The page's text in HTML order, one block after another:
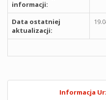
informacji:
Data ostatniej
aktualizacji:
Informacja